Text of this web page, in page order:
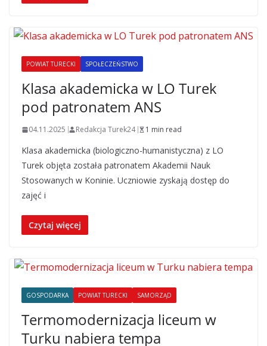
POWIAT TURECKI SPOŁECZEŃSTWO
Klasa akademicka w LO Turek
pod patronatem ANS
04.11.2025 Redakcja Turek24 1 min read
Klasa akademicka (biologiczno-humanistyczna) z LO
Turek objęta została patronatem Akademii Nauk
Stosowanych w Koninie. Uczniowie zyskają dostęp do
zajęć i
Czytaj więcej
GOSPODARKA POWIAT TURECKI SAMORZĄD
Termomodernizacja liceum w
Turku nabiera tempa